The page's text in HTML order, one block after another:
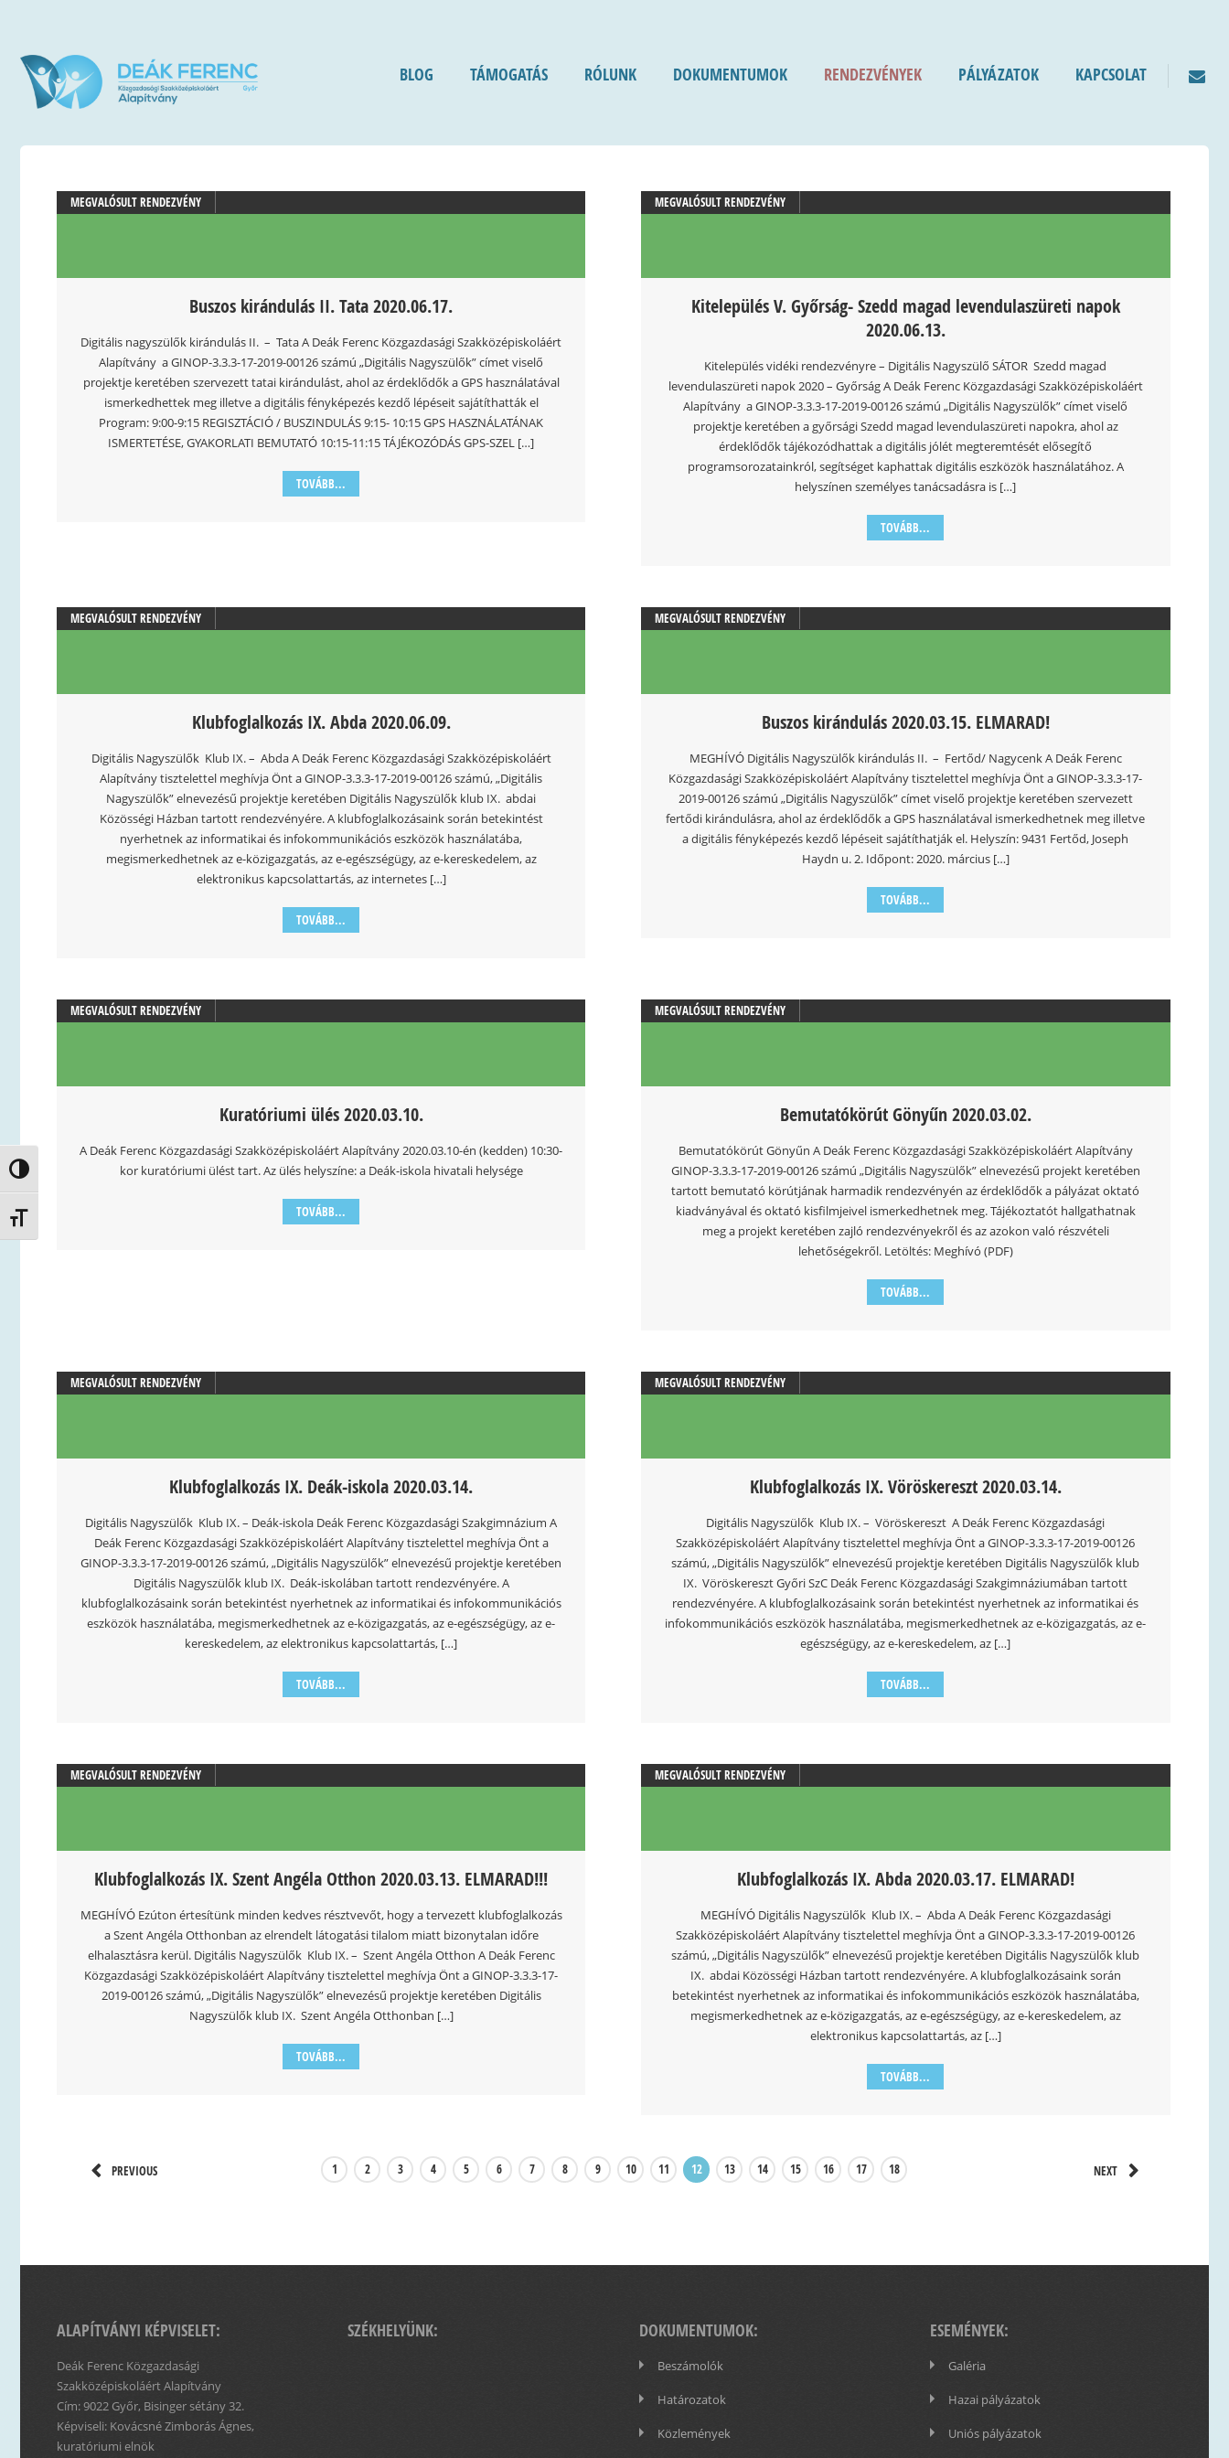
Nagy kontraszt váltása
Betűméret váltása
BLOG TÁMOGATÁS RÓLUNK DOKUMENTUMOK RENDEZVÉNYEK PÁLYÁZATOK KAPCSOLAT
MEGVALÓSULT RENDEZVÉNY
Buszos kirándulás II. Tata 2020.06.17.
Digitális nagyszülők kirándulás II. – Tata A Deák Ferenc Közgazdasági Szakközépiskoláért
Alapítvány a GINOP-3.3.3-17-2019-00126 számú „Digitális Nagyszülők” címet viselő
projektje keretében szervezett tatai kirándulást, ahol az érdeklődők a GPS használatával
ismerkedhettek meg illetve a digitális fényképezés kezdő lépéseit sajátíthatták el
Program: 9:00-9:15 REGISZTÁCIÓ / BUSZINDULÁS 9:15- 10:15 GPS HASZNÁLATÁNAK
ISMERTETÉSE, GYAKORLATI BEMUTATÓ 10:15-11:15 TÁJÉKOZÓDÁS GPS-SZEL […]
TOVÁBB...
MEGVALÓSULT RENDEZVÉNY
Kitelepülés V. Győrság- Szedd magad levendulaszüreti napok
2020.06.13.
Kitelepülés vidéki rendezvényre – Digitális Nagyszülő SÁTOR Szedd magad
levendulaszüreti napok 2020 – Győrság A Deák Ferenc Közgazdasági Szakközépiskoláért
Alapítvány a GINOP-3.3.3-17-2019-00126 számú „Digitális Nagyszülők” címet viselő
projektje keretében a győrsági Szedd magad levendulaszüreti napokra, ahol az
érdeklődők tájékozódhattak a digitális jólét megteremtését elősegítő
programsorozatainkról, segítséget kaphattak digitális eszközök használatához. A
helyszínen személyes tanácsadásra is […]
TOVÁBB...
MEGVALÓSULT RENDEZVÉNY
Klubfoglalkozás IX. Abda 2020.06.09.
Digitális Nagyszülők Klub IX. – Abda A Deák Ferenc Közgazdasági Szakközépiskoláért
Alapítvány tisztelettel meghívja Önt a GINOP-3.3.3-17-2019-00126 számú, „Digitális
Nagyszülők” elnevezésű projektje keretében Digitális Nagyszülők klub IX. abdai
Közösségi Házban tartott rendezvényére. A klubfoglalkozásaink során betekintést
nyerhetnek az informatikai és infokommunikációs eszközök használatába,
megismerkedhetnek az e-közigazgatás, az e-egészségügy, az e-kereskedelem, az
elektronikus kapcsolattartás, az internetes […]
TOVÁBB...
MEGVALÓSULT RENDEZVÉNY
Buszos kirándulás 2020.03.15. ELMARAD!
MEGHÍVÓ Digitális Nagyszülők kirándulás II. – Fertőd/ Nagycenk A Deák Ferenc
Közgazdasági Szakközépiskoláért Alapítvány tisztelettel meghívja Önt a GINOP-3.3.3-17-
2019-00126 számú „Digitális Nagyszülők” címet viselő projektje keretében szervezett
fertődi kirándulásra, ahol az érdeklődők a GPS használatával ismerkedhetnek meg illetve
a digitális fényképezés kezdő lépéseit sajátíthatják el. Helyszín: 9431 Fertőd, Joseph
Haydn u. 2. Időpont: 2020. március […]
TOVÁBB...
MEGVALÓSULT RENDEZVÉNY
Kuratóriumi ülés 2020.03.10.
A Deák Ferenc Közgazdasági Szakközépiskoláért Alapítvány 2020.03.10-én (kedden) 10:30-
kor kuratóriumi ülést tart. Az ülés helyszíne: a Deák-iskola hivatali helysége
TOVÁBB...
MEGVALÓSULT RENDEZVÉNY
Bemutatókörút Gönyűn 2020.03.02.
Bemutatókörút Gönyűn A Deák Ferenc Közgazdasági Szakközépiskoláért Alapítvány
GINOP-3.3.3-17-2019-00126 számú „Digitális Nagyszülők” elnevezésű projekt keretében
tartott bemutató körútjának harmadik rendezvényén az érdeklődők a pályázat oktató
kiadványával és oktató kisfilmjeivel ismerkedhetnek meg. Tájékoztatót hallgathatnak
meg a projekt keretében zajló rendezvényekről és az azokon való részvételi
lehetőségekről. Letöltés: Meghívó (PDF)
TOVÁBB...
MEGVALÓSULT RENDEZVÉNY
Klubfoglalkozás IX. Deák-iskola 2020.03.14.
Digitális Nagyszülők Klub IX. – Deák-iskola Deák Ferenc Közgazdasági Szakgimnázium A
Deák Ferenc Közgazdasági Szakközépiskoláért Alapítvány tisztelettel meghívja Önt a
GINOP-3.3.3-17-2019-00126 számú, „Digitális Nagyszülők” elnevezésű projektje keretében
Digitális Nagyszülők klub IX. Deák-iskolában tartott rendezvényére. A
klubfoglalkozásaink során betekintést nyerhetnek az informatikai és infokommunikációs
eszközök használatába, megismerkedhetnek az e-közigazgatás, az e-egészségügy, az e-
kereskedelem, az elektronikus kapcsolattartás, […]
TOVÁBB...
MEGVALÓSULT RENDEZVÉNY
Klubfoglalkozás IX. Vöröskereszt 2020.03.14.
Digitális Nagyszülők Klub IX. – Vöröskereszt A Deák Ferenc Közgazdasági
Szakközépiskoláért Alapítvány tisztelettel meghívja Önt a GINOP-3.3.3-17-2019-00126
számú, „Digitális Nagyszülők” elnevezésű projektje keretében Digitális Nagyszülők klub
IX. Vöröskereszt Győri SzC Deák Ferenc Közgazdasági Szakgimnáziumában tartott
rendezvényére. A klubfoglalkozásaink során betekintést nyerhetnek az informatikai és
infokommunikációs eszközök használatába, megismerkedhetnek az e-közigazgatás, az e-
egészségügy, az e-kereskedelem, az […]
TOVÁBB...
MEGVALÓSULT RENDEZVÉNY
Klubfoglalkozás IX. Szent Angéla Otthon 2020.03.13. ELMARAD!!!
MEGHÍVÓ Ezúton értesítünk minden kedves résztvevőt, hogy a tervezett klubfoglalkozás
a Szent Angéla Otthonban az elrendelt látogatási tilalom miatt bizonytalan időre
elhalasztásra kerül. Digitális Nagyszülők Klub IX. – Szent Angéla Otthon A Deák Ferenc
Közgazdasági Szakközépiskoláért Alapítvány tisztelettel meghívja Önt a GINOP-3.3.3-17-
2019-00126 számú, „Digitális Nagyszülők” elnevezésű projektje keretében Digitális
Nagyszülők klub IX. Szent Angéla Otthonban […]
TOVÁBB...
MEGVALÓSULT RENDEZVÉNY
Klubfoglalkozás IX. Abda 2020.03.17. ELMARAD!
MEGHÍVÓ Digitális Nagyszülők Klub IX. – Abda A Deák Ferenc Közgazdasági
Szakközépiskoláért Alapítvány tisztelettel meghívja Önt a GINOP-3.3.3-17-2019-00126
számú, „Digitális Nagyszülők” elnevezésű projektje keretében Digitális Nagyszülők klub
IX. abdai Közösségi Házban tartott rendezvényére. A klubfoglalkozásaink során
betekintést nyerhetnek az informatikai és infokommunikációs eszközök használatába,
megismerkedhetnek az e-közigazgatás, az e-egészségügy, az e-kereskedelem, az
elektronikus kapcsolattartás, az […]
TOVÁBB...
PREVIOUS 1 2 3 4 5 6 7 8 9 10 11 12 13 14 15 16 17 18 NEXT
ALAPÍTVÁNYI KÉPVISELET:
Deák Ferenc Közgazdasági
Szakközépiskoláért Alapítvány
Cím: 9022 Győr, Bisinger sétány 32.
Képviseli: Kovácsné Zimborás Ágnes,
kuratóriumi elnök
SZÉKHELYÜNK: DOKUMENTUMOK:
Beszámolók
Határozatok
Közlemények
ESEMÉNYEK:
Galéria
Hazai pályázatok
Uniós pályázatok